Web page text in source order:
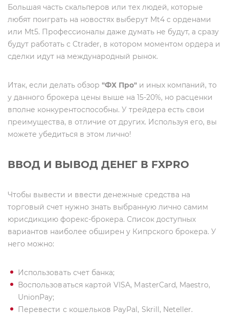
Большая часть скальперов или тех людей, которые
любят поиграть на новостях выберут Mt4 c орденами
или Mt5. Профессионалы даже думать не будут, а сразу
будут работать с Ctrader, в котором моментом ордера и
сделки идут на международный рынок.
Итак, если делать обзор "ФХ Про" и иных компаний, то
у данного брокера цены выше на 15-20%, но расценки
вполне конкурентоспособны. У трейдера есть свои
преимущества, в отличие от других. Используя его, вы
можете убедиться в этом лично!
ВВОД И ВЫВОД ДЕНЕГ В FXPRO
Чтобы вывести и ввести денежные средства на
торговый счет нужно знать выбранную лично самим
юрисдикцию форекс-брокера. Список доступных
вариантов наиболее обширен у Кипрского брокера. У
него можно:
Использовать счет банка;
Воспользоваться картой VISA, MasterCard, Maestro,
UnionPay;
Перевести с кошельков PayPal, Skrill, Neteller.